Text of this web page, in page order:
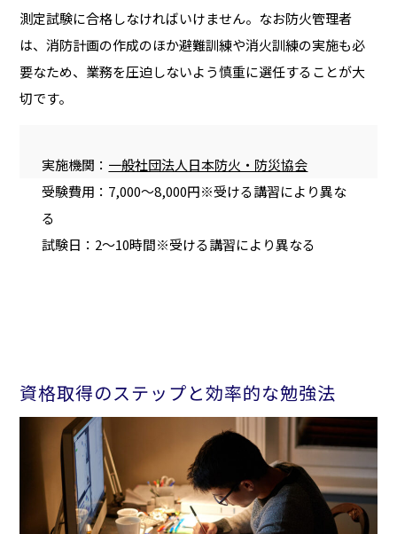
測定試験に合格しなければいけません。なお防火管理者
は、消防計画の作成のほか避難訓練や消火訓練の実施も必
要なため、業務を圧迫しないよう慎重に選任することが大
切です。
実施機関： 一般社団法人日本防火・防災協会
受験費用：7,000〜8,000円※受ける講習により異な
る
試験日：2〜10時間※受ける講習により異なる
資格取得のステップと効率的な勉強法